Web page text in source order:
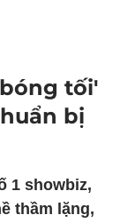
tối'
bị
1 showbiz,
thầm lặng,